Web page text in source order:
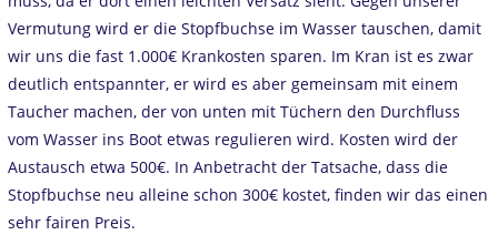
Vermutung wird er die Stopfbuchse im Wasser tauschen, damit
wir uns die fast 1.000€ Krankosten sparen. Im Kran ist es zwar
deutlich entspannter, er wird es aber gemeinsam mit einem
Taucher machen, der von unten mit Tüchern den Durchfluss
vom Wasser ins Boot etwas regulieren wird. Kosten wird der
Austausch etwa 500€. In Anbetracht der Tatsache, dass die
Stopfbuchse neu alleine schon 300€ kostet, finden wir das einen
sehr fairen Preis.